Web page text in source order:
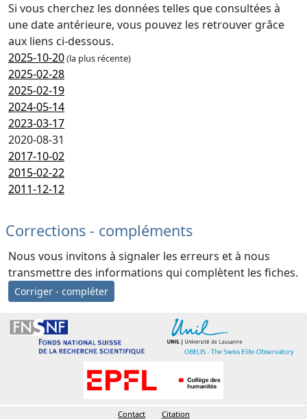
Si vous cherchez les données telles que consultées à
une date antérieure, vous pouvez les retrouver grâce
aux liens ci-dessous.
2025-10-20(la plus récente)
2025-02-28
2025-02-19
2024-05-14
2023-03-17
2020-08-31
2017-10-02
2015-02-22
2011-12-12
Corrections - compléments
Nous vous invitons à signaler les erreurs et à nous
transmettre des informations qui complètent les fiches.
Corriger - compléter
Contact Citation